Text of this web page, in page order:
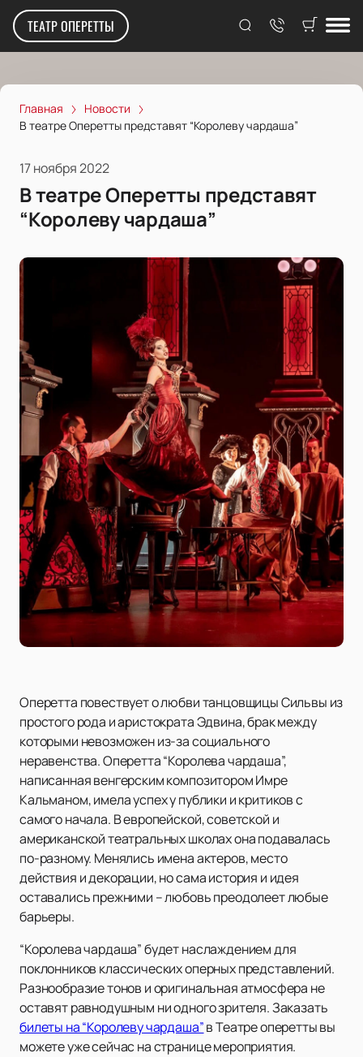
ТЕАТР ОПЕРЕТТЫ
Главная
Новости
В театре Оперетты представят “Королеву чардаша”
17 ноября 2022
В театре Оперетты представят
“Королеву чардаша”
Оперетта повествует о любви танцовщицы Сильвы из
простого рода и аристократа Эдвина, брак между
которыми невозможен из-за социального
неравенства. Оперетта “Королева чардаша”,
написанная венгерским композитором Имре
Кальманом, имела успех у публики и критиков с
самого начала. В европейской, советской и
американской театральных школах она подавалась
по-разному. Менялись имена актеров, место
действия и декорации, но сама история и идея
оставались прежними – любовь преодолеет любые
барьеры.
“Королева чардаша” будет наслаждением для
поклонников классических оперных представлений.
Разнообразие тонов и оригинальная атмосфера не
оставят равнодушным ни одного зрителя. Заказать
билеты на “Королеву чардаша”в Театре оперетты вы
можете уже сейчас на странице мероприятия.